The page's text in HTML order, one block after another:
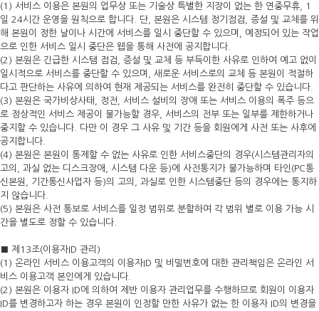
(1) 서비스 이용은 본원의 업무상 또는 기술상 특별한 지장이 없는 한 연중무휴, 1
일 24시간 운영을 원칙으로 합니다. 단, 본원은 시스템 정기점검, 증설 및 교체를 위
해 본원이 정한 날이나 시간에 서비스를 일시 중단할 수 있으며, 예정되어 있는 작업
으로 인한 서비스 일시 중단은 웹을 통해 사전에 공지합니다.
(2) 본원은 긴급한 시스템 점검, 증설 및 교체 등 부득이한 사유로 인하여 예고 없이
일시적으로 서비스를 중단할 수 있으며, 새로운 서비스로의 교체 등 본원이 적절하
다고 판단하는 사유에 의하여 현재 제공되는 서비스를 완전히 중단할 수 있습니다.
(3) 본원은 국가비상사태, 정전, 서비스 설비의 장애 또는 서비스 이용의 폭주 등으
로 정상적인 서비스 제공이 불가능할 경우, 서비스의 전부 또는 일부를 제한하거나
중지할 수 있습니다. 다만 이 경우 그 사유 및 기간 등을 회원에게 사전 또는 사후에
공지합니다.
(4) 본원은 본원이 통제할 수 없는 사유로 인한 서비스중단의 경우(시스템관리자의
고의, 과실 없는 디스크장애, 시스템 다운 등)에 사전통지가 불가능하며 타인(PC통
신본원, 기간통신사업자 등)의 고의, 과실로 인한 시스템중단 등의 경우에는 통지하
지 않습니다.
(5) 본원은 사전 통보로 서비스를 일정 범위로 분할하여 각 범위 별로 이용 가능 시
간을 별도로 정할 수 있습니다.
■ 제13조(이용자ID 관리)
(1) 온라인 서비스 이용고객의 이용자ID 및 비밀번호에 대한 관리책임은 온라인 서
비스 이용고객 본인에게 있습니다.
(2) 본원은 이용자 ID에 의하여 제반 이용자 관리업무를 수행하므로 회원이 이용자
ID를 변경하고자 하는 경우 본원이 인정할 만한 사유가 없는 한 이용자 ID의 변경을